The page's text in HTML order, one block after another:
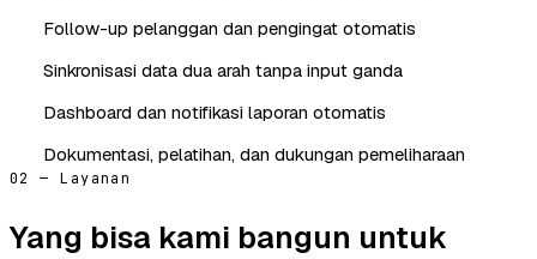
Follow-up pelanggan dan pengingat otomatis
Sinkronisasi data dua arah tanpa input ganda
Dashboard dan notifikasi laporan otomatis
Dokumentasi, pelatihan, dan dukungan pemeliharaan
02 — Layanan
Yang bisa kami bangun untuk